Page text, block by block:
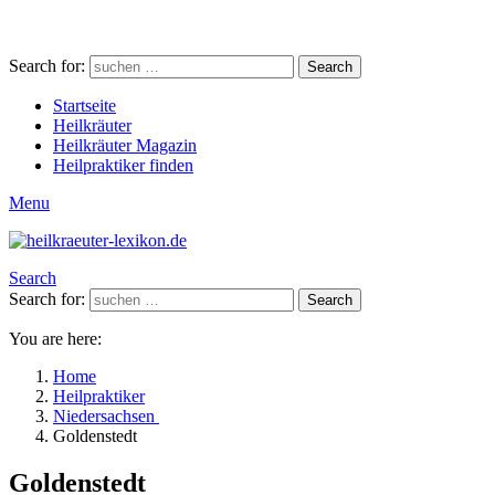
Search for: Search
Startseite
Heilkräuter
Heilkräuter Magazin
Heilpraktiker finden
Menu
Search
Search for:
Search
You are here:
Home
Heilpraktiker
Niedersachsen
Goldenstedt
Goldenstedt